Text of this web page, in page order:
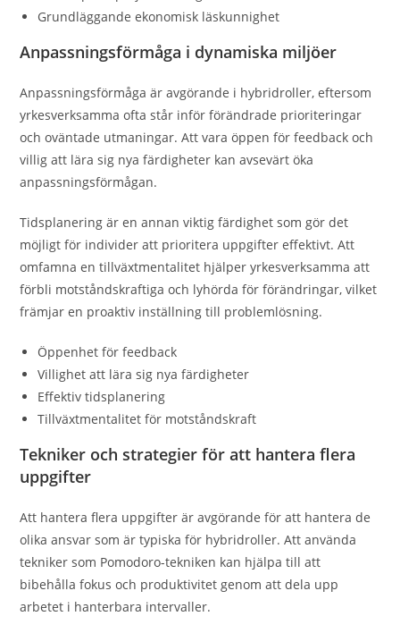
Grundläggande ekonomisk läskunnighet
Anpassningsförmåga i dynamiska miljöer
Anpassningsförmåga är avgörande i hybridroller, eftersom
yrkesverksamma ofta står inför förändrade prioriteringar
och oväntade utmaningar. Att vara öppen för feedback och
villig att lära sig nya färdigheter kan avsevärt öka
anpassningsförmågan.
Tidsplanering är en annan viktig färdighet som gör det
möjligt för individer att prioritera uppgifter effektivt. Att
omfamna en tillväxtmentalitet hjälper yrkesverksamma att
förbli motståndskraftiga och lyhörda för förändringar, vilket
främjar en proaktiv inställning till problemlösning.
Öppenhet för feedback
Villighet att lära sig nya färdigheter
Effektiv tidsplanering
Tillväxtmentalitet för motståndskraft
Tekniker och strategier för att hantera flera
uppgifter
Att hantera flera uppgifter är avgörande för att hantera de
olika ansvar som är typiska för hybridroller. Att använda
tekniker som Pomodoro-tekniken kan hjälpa till att
bibehålla fokus och produktivitet genom att dela upp
arbetet i hanterbara intervaller.